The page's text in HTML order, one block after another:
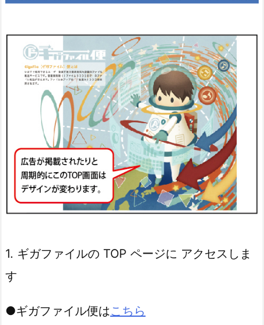
1. ギガファイルの TOP ページに アクセスしま
す
●ギガファイル便はこちら